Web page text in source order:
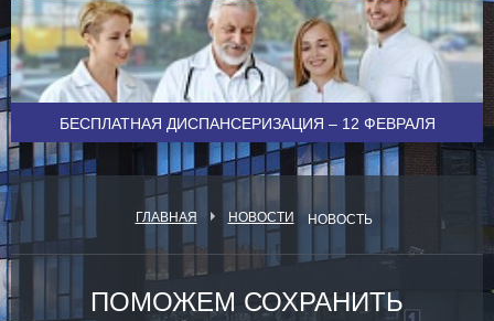
БЕСПЛАТНАЯ ДИСПАНСЕРИЗАЦИЯ – 12 ФЕВРАЛЯ
ГЛАВНАЯ НОВОСТИ НОВОСТЬ
ПОМОЖЕМ СОХРАНИТЬ